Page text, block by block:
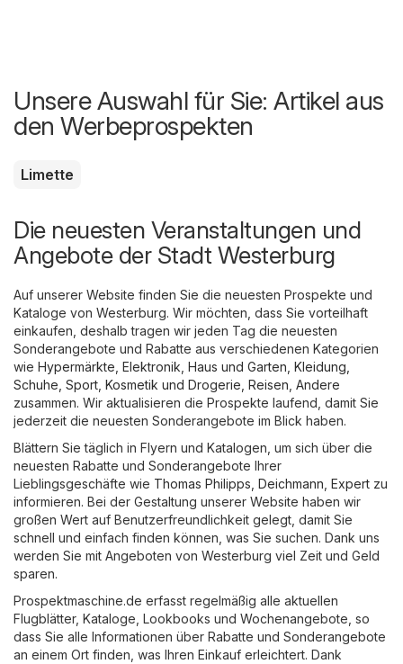
Unsere Auswahl für Sie: Artikel aus
den Werbeprospekten
Limette
Die neuesten Veranstaltungen und
Angebote der Stadt Westerburg
Auf unserer Website finden Sie die neuesten Prospekte und
Kataloge von Westerburg. Wir möchten, dass Sie vorteilhaft
einkaufen, deshalb tragen wir jeden Tag die neuesten
Sonderangebote und Rabatte aus verschiedenen Kategorien
wie Hypermärkte Elektronik Haus und Garten Kleidung,
Schuhe, Sport Kosmetik und Drogerie Reisen Andere
zusammen. Wir aktualisieren die Prospekte laufend, damit Sie
jederzeit die neuesten Sonderangebote im Blick haben.
Blättern Sie täglich in Flyern und Katalogen, um sich über die
neuesten Rabatte und Sonderangebote Ihrer
Lieblingsgeschäfte wie Thomas Philipps Deichmann Expert zu
informieren. Bei der Gestaltung unserer Website haben wir
großen Wert auf Benutzerfreundlichkeit gelegt, damit Sie
schnell und einfach finden können, was Sie suchen. Dank uns
werden Sie mit Angeboten von Westerburg viel Zeit und Geld
sparen.
Prospektmaschine.de erfasst regelmäßig alle aktuellen
Flugblätter, Kataloge, Lookbooks und Wochenangebote, so
dass Sie alle Informationen über Rabatte und Sonderangebote
an einem Ort finden, was Ihren Einkauf erleichtert. Dank